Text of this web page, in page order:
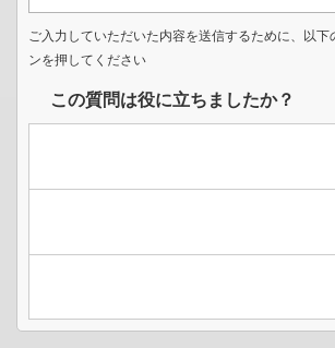
ご入力していただいた内容を送信するために、以下
ンを押してください
この質問は役に立ちましたか？